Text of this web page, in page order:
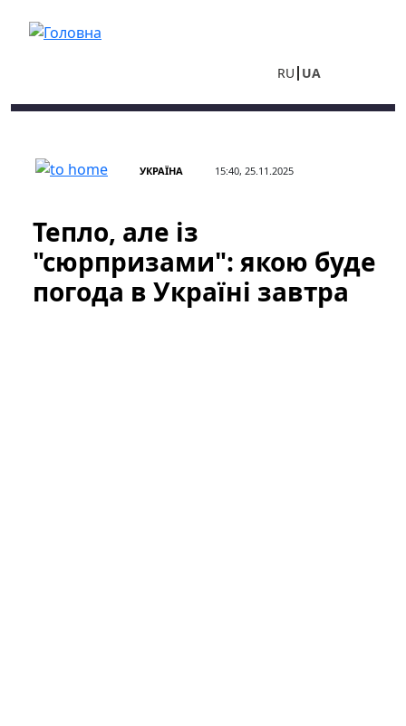
RU UA
УКРАЇНА 15:40, 25.11.2025
Тепло, але із
"сюрпризами": якою буде
погода в Україні завтра